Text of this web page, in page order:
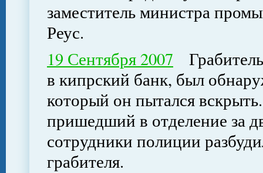
заместитель министра
Реус.
19 Сентября 2007
в кипрский банк, был
который он пытался
пришедший в отделение за
сотрудники полиции
грабителя.